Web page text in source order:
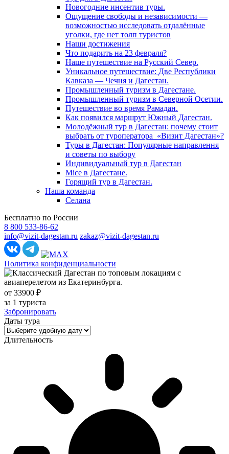
Новогодние инсентив туры.
Ощущение свободы и независимости —
возможностью исследовать отдалённые
уголки, где нет толп туристов
Наши достижения
Что подарить на 23 февраля?
Наше путешествие на Русский Север.
Уникальное путешествие: Две Республики
Кавказа — Чечня и Дагестан.
Промышленный туризм в Дагестане.
Промышленный туризм в Северной Осетии.
Путешествие во время Рамадан.
Как появился маршрут Южный Дагестан.
Молодёжный тур в Дагестан: почему стоит
выбрать от туроператора «Визит Дагестан»?
Туры в Дагестан: Популярные направлення
и советы по выбору
Индивидуальный тур в Дагестан
Mice в Дагестане.
Горящий тур в Дагестан.
Наша команда
Селана
Бесплатно по России
8 800 533-86-62
info@vizit-dagestan.ru zakaz@vizit-dagestan.ru
Политика конфиденциальности
от 33900 ₽
за 1 туриста
Забронировать
Даты тура
Длительность